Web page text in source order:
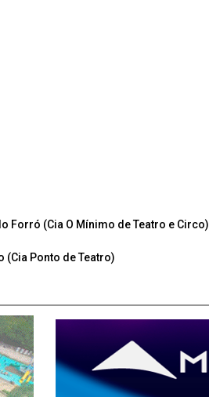
Forró (Cia O Mínimo de Teatro e Circo)
(Cia Ponto de Teatro)